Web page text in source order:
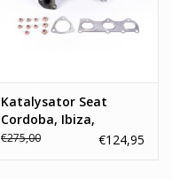
Katalysator Seat
Cordoba, Ibiza,
Volkswagen Polo,
€275,00 €124,95